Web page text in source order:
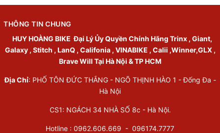
THÔNG TIN CHUNG
HUY HOÀNG BIKE Đại Lý Ủy Quyền Chính Hãng Trinx , Giant,
Galaxy , Stitch , LanQ , Califonia , VINABIKE , Calii ,Winner,GLX ,
Brave Will Tại Hà Nội & TP HCM
Địa Chỉ: PHỐ TÔN ĐỨC THẮNG - NGÕ THỊNH HÀO 1 - Đống Đa -
Hà Nội
CS1: NGÁCH 34 NHÀ SỐ 8c - Hà Nội.
Hotline : 0962.606.669 - 096174.7777